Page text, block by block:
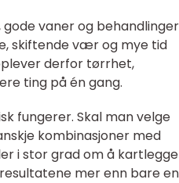
vaner og behandlinger
skiftende vær og mye tid
derfor tørrhet,
ting på én gang.
fungerer. Skal man velge
kombinasjoner med
i stor grad om å kartlegge
mer enn bare en